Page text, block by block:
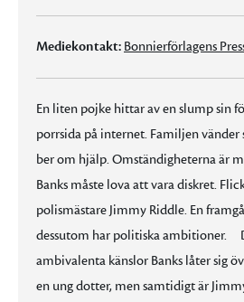
Mediekontakt: Bonnierförlagens
En liten pojke hittar av en slump sin
porrsida på internet. Familjen vänder
ber om hjälp. Omständigheterna är
Banks måste lova att vara diskret.
polismästare Jimmy Riddle. En
dessutom har politiska ambitioner.
ambivalenta känslor Banks låter sig
en ung dotter, men samtidigt är